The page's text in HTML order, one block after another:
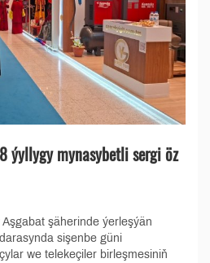
ýyllygy mynasybetli sergi öz
şäherinde ýerleşýän
sişenbe güni
we telekeçiler birleşmesiniň